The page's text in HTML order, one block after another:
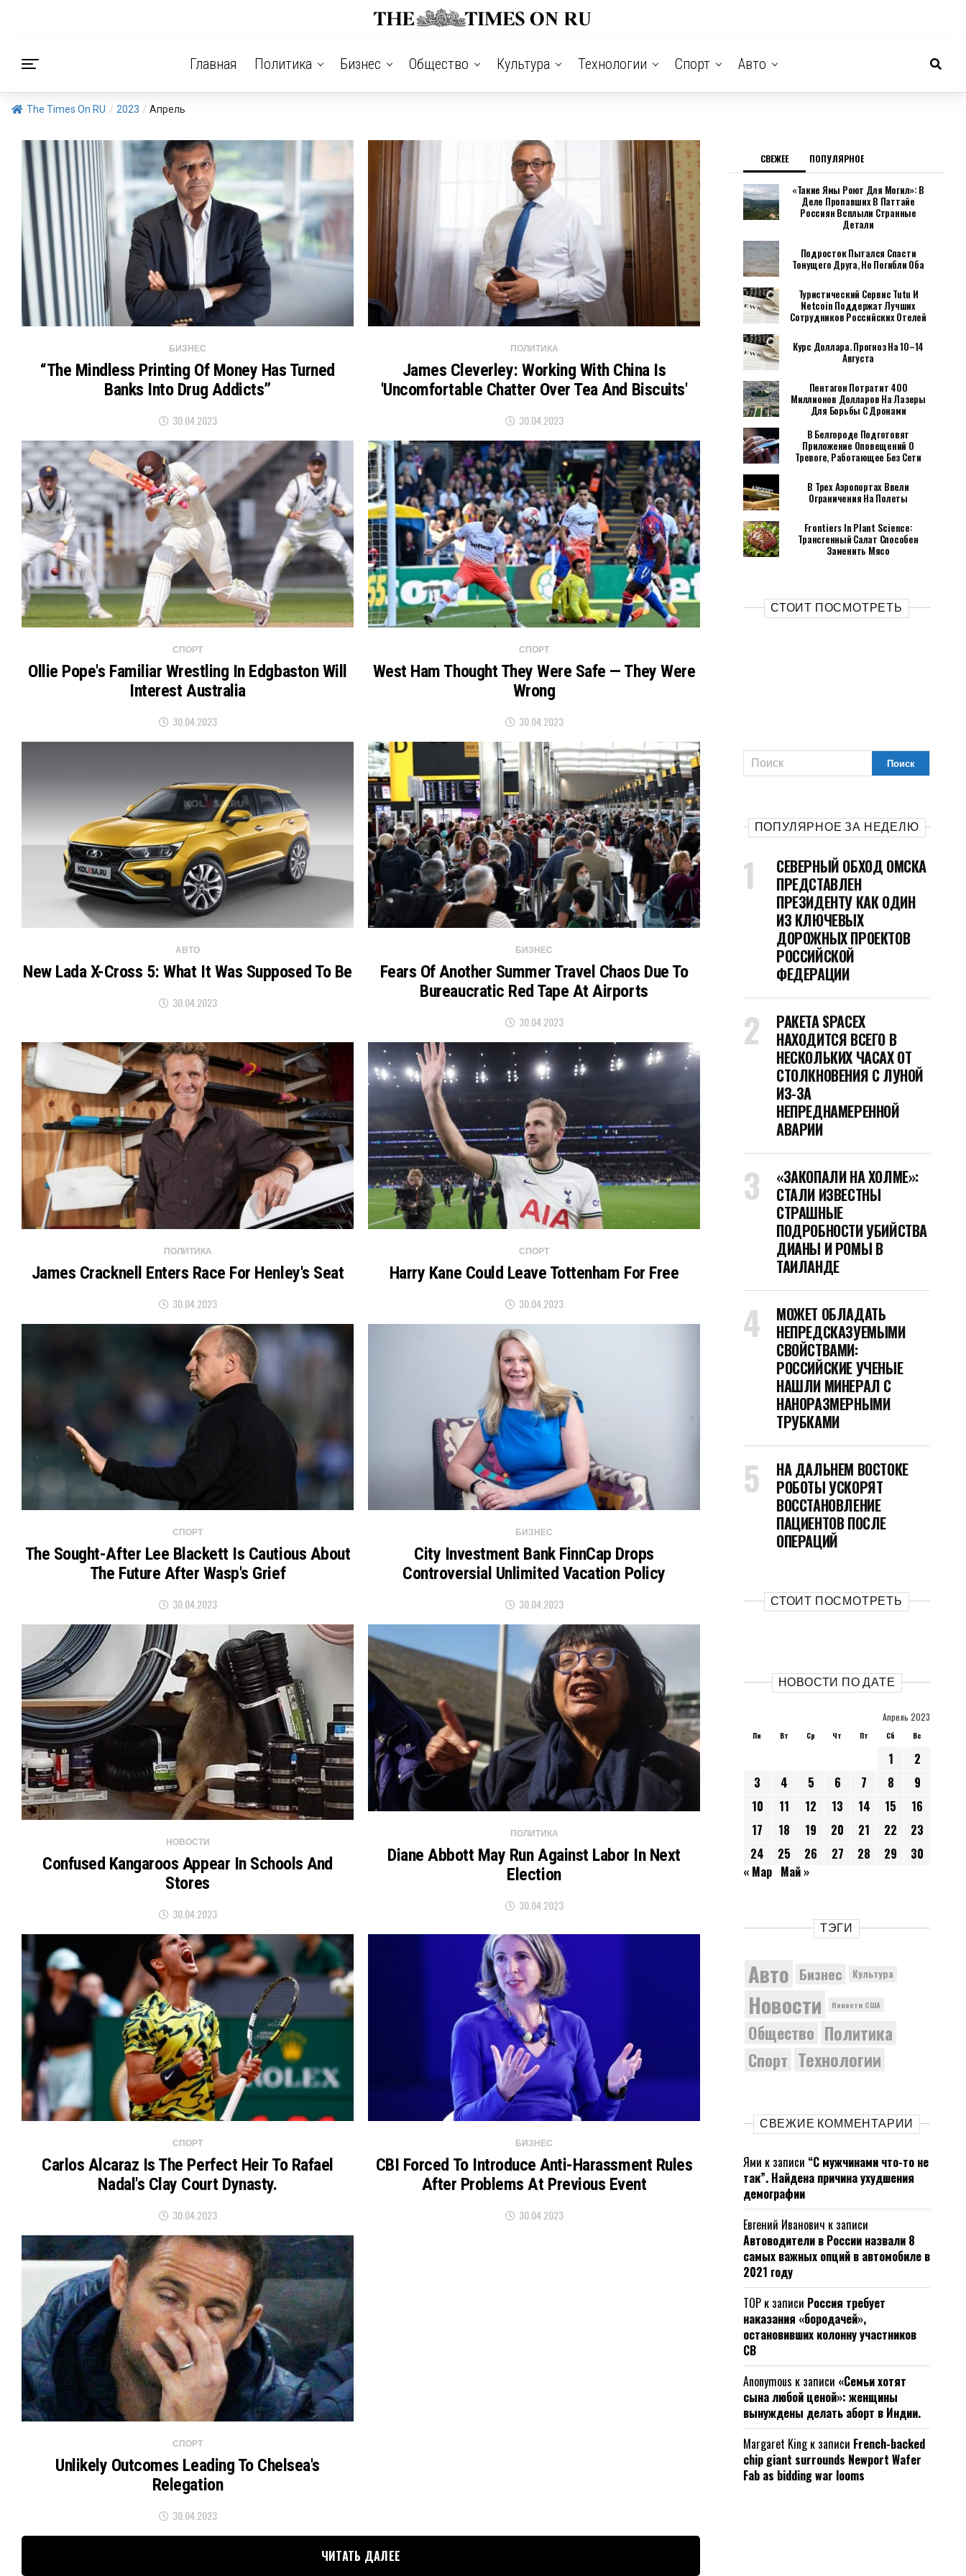
Главная Политика Бизнес Общество Культура Технологии Спорт Авто
The Times On RU / 2023 / Апрель
БИЗНЕС
“The Mindless Printing Of Money Has Turned
Banks Into Drug Addicts”
30.04.2023
ПОЛИТИКА
James Cleverley: Working With China Is
'uncomfortable Chatter Over Tea And Biscuits'
30.04.2023
СПОРТ
Ollie Pope's Familiar Wrestling In Edgbaston Will
Interest Australia
30.04.2023
СПОРТ
West Ham Thought They Were Safe — They Were
Wrong
30.04.2023
АВТО
New Lada X-Cross 5: What It Was Supposed To Be
30.04.2023
БИЗНЕС
Fears Of Another Summer Travel Chaos Due To
Bureaucratic Red Tape At Airports
30.04.2023
ПОЛИТИКА
James Cracknell Enters Race For Henley's Seat
30.04.2023
СПОРТ
Harry Kane Could Leave Tottenham For Free
30.04.2023
СПОРТ
The Sought-After Lee Blackett Is Cautious About
The Future After Wasp's Grief
30.04.2023
БИЗНЕС
City Investment Bank FinnCap Drops
Controversial Unlimited Vacation Policy
30.04.2023
НОВОСТИ
Confused Kangaroos Appear In Schools And
Stores
30.04.2023
ПОЛИТИКА
Diane Abbott May Run Against Labor In Next
Election
30.04.2023
СПОРТ
Carlos Alcaraz Is The Perfect Heir To Rafael
Nadal's Clay Court Dynasty.
30.04.2023
БИЗНЕС
CBI Forced To Introduce Anti-Harassment Rules
After Problems At Previous Event
30.04.2023
СПОРТ
Unlikely Outcomes Leading To Chelsea's
Relegation
30.04.2023
ЧИТАТЬ ДАЛЕЕ
СВЕЖЕЕ ПОПУЛЯРНОЕ
«Такие Ямы Роют Для Могил»: В
Деле Пропавших В Паттайе
Россиян Всплыли Странные
Детали
Подросток Пытался Спасти
Тонущего Друга, Но Погибли Оба
Туристический Сервис Tutu И
Netcoin Поддержат Лучших
Сотрудников Российских Отелей
Курс Доллара. Прогноз На 10–14
Августа
Пентагон Потратит 400
Миллионов Долларов На Лазеры
Для Борьбы С Дронами
В Белгороде Подготовят
Приложение Оповещений О
Тревоге, Работающее Без Сети
В Трех Аэропортах Ввели
Ограничения На Полеты
Frontiers In Plant Science:
Трансгенный Салат Способен
Заменить Мясо
СТОИТ ПОСМОТРЕТЬ
ПОПУЛЯРНОЕ ЗА НЕДЕЛЮ
СЕВЕРНЫЙ ОБХОД ОМСКА
ПРЕДСТАВЛЕН
ПРЕЗИДЕНТУ КАК ОДИН
ИЗ КЛЮЧЕВЫХ
ДОРОЖНЫХ ПРОЕКТОВ
РОССИЙСКОЙ
ФЕДЕРАЦИИ
РАКЕТА SPACEX
НАХОДИТСЯ ВСЕГО В
НЕСКОЛЬКИХ ЧАСАХ ОТ
СТОЛКНОВЕНИЯ С ЛУНОЙ
ИЗ-ЗА
НЕПРЕДНАМЕРЕННОЙ
АВАРИИ
«ЗАКОПАЛИ НА ХОЛМЕ»:
СТАЛИ ИЗВЕСТНЫ
СТРАШНЫЕ
ПОДРОБНОСТИ УБИЙСТВА
ДИАНЫ И РОМЫ В
ТАИЛАНДЕ
МОЖЕТ ОБЛАДАТЬ
НЕПРЕДСКАЗУЕМЫМИ
СВОЙСТВАМИ:
РОССИЙСКИЕ УЧЕНЫЕ
НАШЛИ МИНЕРАЛ С
НАНОРАЗМЕРНЫМИ
ТРУБКАМИ
НА ДАЛЬНЕМ ВОСТОКЕ
РОБОТЫ УСКОРЯТ
ВОССТАНОВЛЕНИЕ
ПАЦИЕНТОВ ПОСЛЕ
ОПЕРАЦИЙ
СТОИТ ПОСМОТРЕТЬ
НОВОСТИ ПО ДАТЕ
Апрель 2023
Пн Вт Ср Чт Пт Сб Вс
1
2
3
4 5 6 7 8
9
10
11 12 13 14 15
16
17
18 19 20 21 22
23
24
25 26 27 28 29
30
« Мар Май »
ТЭГИ
Авто Бизнес Культура
Новости Новости США
Общество Политика
Спорт Технологии
СВЕЖИЕ КОММЕНТАРИИ
Ями к записи “С мужчинами что-то не
так”. Найдена причина ухудшения
демографии
Евгений Иванович к записи
Автоводители в России назвали 8
самых важных опций в автомобиле в
2021 году
ТОР к записи Россия требует
наказания «бородачей»,
остановивших колонну участников
СВ
Anonymous к записи «Семьи хотят
сына любой ценой»: женщины
вынуждены делать аборт в Индии.
Margaret Kingк записи French-backed
chip giant surrounds Newport Wafer
Fab as bidding war looms